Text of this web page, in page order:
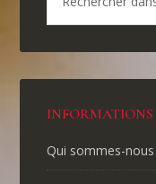
Qui sommes-nous